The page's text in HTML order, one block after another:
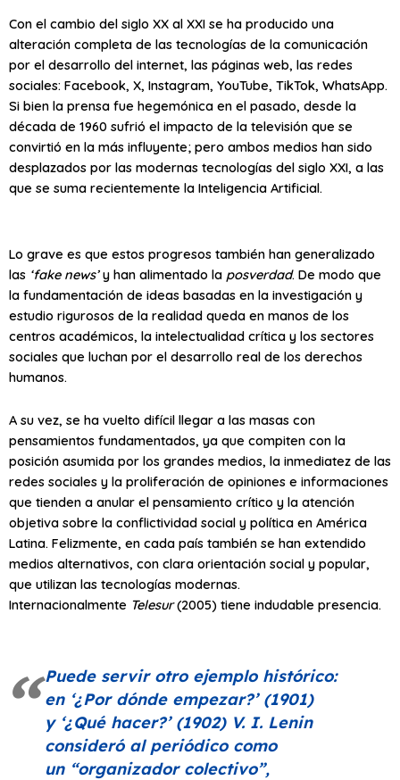
Con el cambio del siglo XX al XXI se ha producido una
alteración completa de las tecnologías de la comunicación
por el desarrollo del internet, las páginas web, las redes
sociales: Facebook, X, Instagram, YouTube, TikTok, WhatsApp.
Si bien la prensa fue hegemónica en el pasado, desde la
década de 1960 sufrió el impacto de la televisión que se
convirtió en la más influyente; pero ambos medios han sido
desplazados por las modernas tecnologías del siglo XXI, a las
que se suma recientemente la Inteligencia Artificial.
Lo grave es que estos progresos también han generalizado
las ‘fake news’y han alimentado la posverdad. De modo que
la fundamentación de ideas basadas en la investigación y
estudio rigurosos de la realidad queda en manos de los
centros académicos, la intelectualidad crítica y los sectores
sociales que luchan por el desarrollo real de los derechos
humanos.
A su vez, se ha vuelto difícil llegar a las masas con
pensamientos fundamentados, ya que compiten con la
posición asumida por los grandes medios, la inmediatez de las
redes sociales y la proliferación de opiniones e informaciones
que tienden a anular el pensamiento crítico y la atención
objetiva sobre la conflictividad social y política en América
Latina. Felizmente, en cada país también se han extendido
medios alternativos, con clara orientación social y popular,
que utilizan las tecnologías modernas.
Internacionalmente Telesur(2005) tiene indudable presencia.
Puede servir otro ejemplo histórico:
en ‘¿Por dónde empezar?’(1901)
y ‘¿Qué hacer?’(1902) V. I. Lenin
consideró al periódico como
un “organizador colectivo”,